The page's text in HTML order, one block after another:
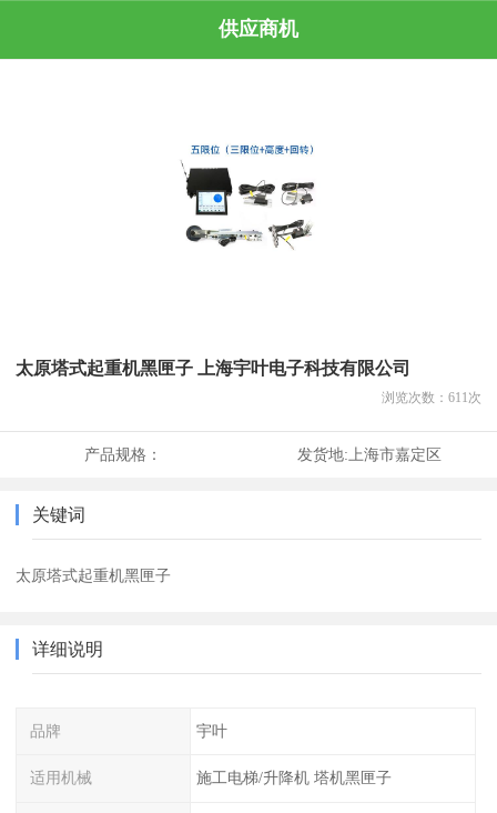
供应商机
太原塔式起重机黑匣子 上海宇叶电子科技有限公司
浏览次数： 611 次
产品规格： 发货地:上海市嘉定区
关键词
太原塔式起重机黑匣子
详细说明
品牌 宇叶
适用机械 施工电梯/升降机 塔机黑匣子